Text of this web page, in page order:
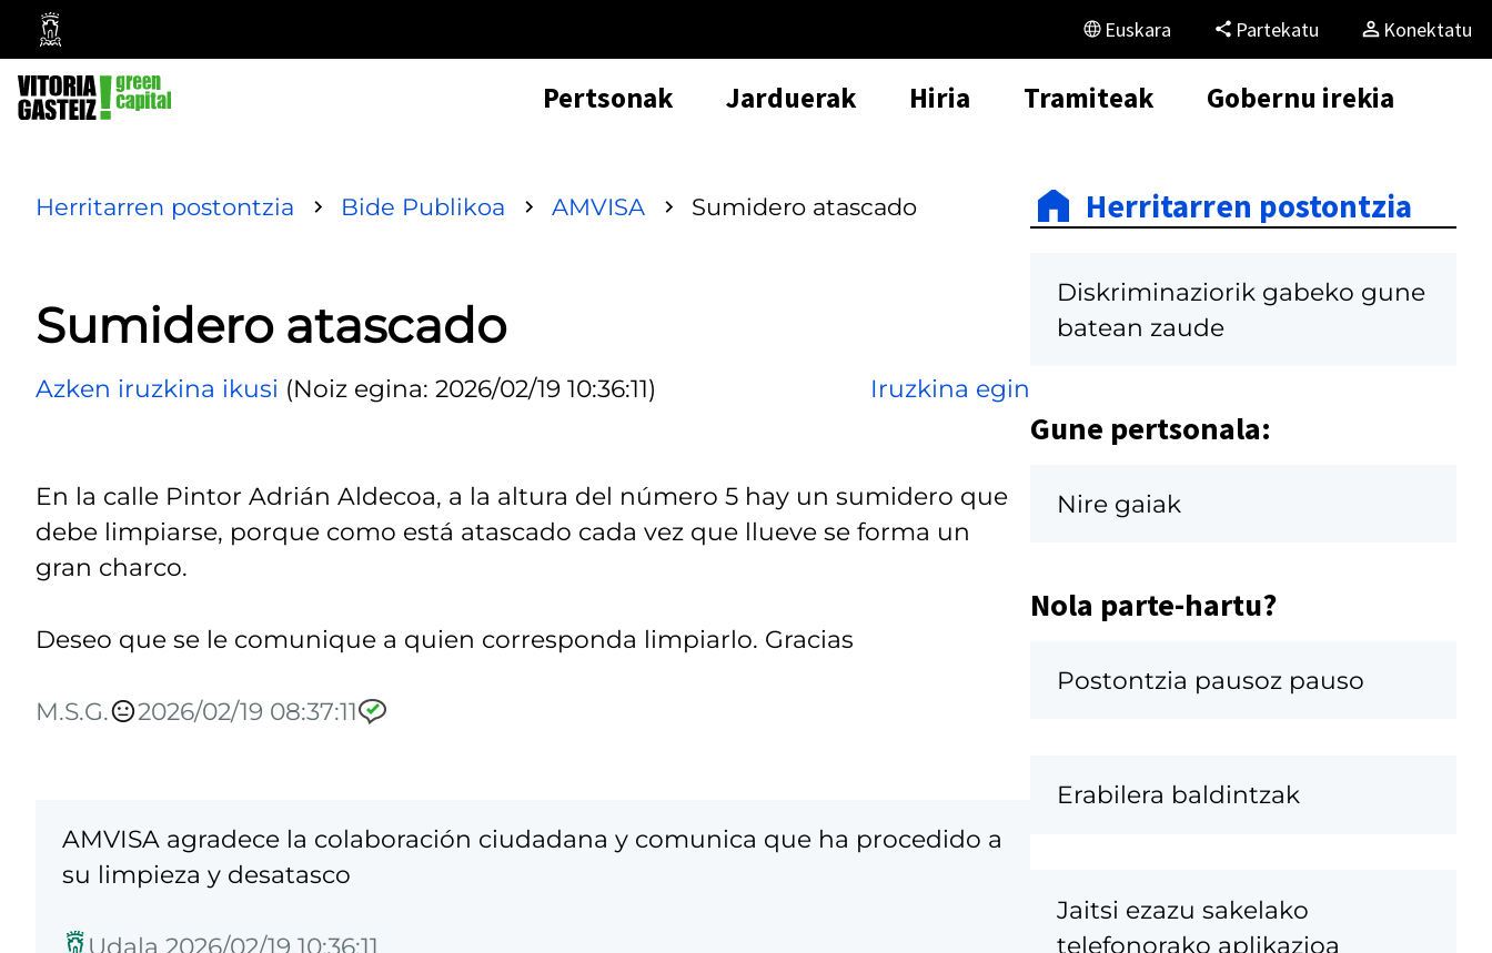
Vitoria-
Gasteizko
Udala
Euskara Partekatu Konektatu
Pertsonak Jarduerak Hiria Tramiteak Gobernu irekia
Herritarren postontzia Bide Publikoa AMVISA Sumidero atascado
Sumidero atascado
Azken iruzkina ikusi (Noiz egina: 2026/02/19 10:36:11) Iruzkina egin
En la calle Pintor Adrián Aldecoa, a la altura del número 5 hay un sumidero que
debe limpiarse, porque como está atascado cada vez que llueve se forma un
gran charco.
Deseo que se le comunique a quien corresponda limpiarlo. Gracias
M.S.G. 2026/02/19 08:37:11
AMVISA agradece la colaboración ciudadana y comunica que ha procedido a
su limpieza y desatasco
Udala 2026/02/19 10:36:11
Herritarren postontzia
Diskriminaziorik gabeko gune
batean zaude
Gune pertsonala:
Nire gaiak
Nola parte-hartu?
Postontzia pausoz pauso
Erabilera baldintzak
Jaitsi ezazu sakelako
telefonorako aplikazioa